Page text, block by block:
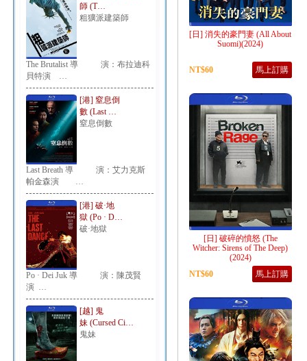
師 (T…
粗獷派建築師
The Brutalist 導 演：布拉迪科
貝特演 …
[港] 窒息倒
數 (Last …
窒息倒數
Last Breath 導 演：艾力克斯
帕金森演 …
[港] 破·地
獄 (Po · D…
破·地獄
Po · Dei Juk 導 演：陳茂賢
演 …
[越] 鬼
妹 (Cursed Ci…
鬼妹
[日] 消失的豪門妻 (All About
Suomi)(2024)
NT$60 馬上訂購
[日] 破碎的憤怒 (The
Witcher: Sirens of The Deep)
(2024)
NT$60
馬上訂購